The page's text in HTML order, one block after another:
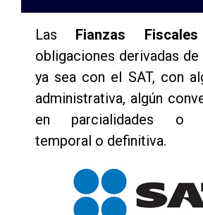
Las Fianzas Fiscales
obligaciones derivadas de
ya sea con el SAT, con
administrativa, algún
en parcialidades o
temporal o definitiva.